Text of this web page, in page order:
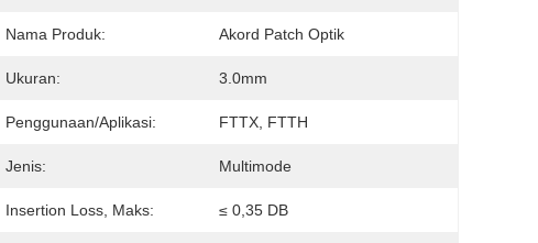
Nama Produk: Akord Patch Optik
Ukuran: 3.0mm
Penggunaan/Aplikasi: FTTX, FTTH
Jenis: Multimode
Insertion Loss, Maks: ≤ 0,35 DB